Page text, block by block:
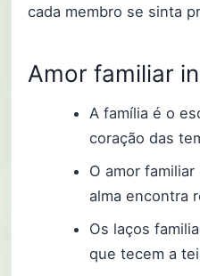
cada membro se sinta
Amor familiar
A família é o
coração das
O amor
alma encontra
Os laços
que tecem a